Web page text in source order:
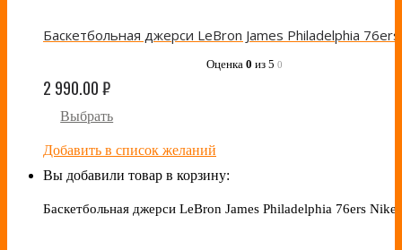
Оценка 0 из 5 0
2 990.00₽
Выбрать
Добавить в список желаний
Вы добавили товар в корзину:
Баскетбольная джерси LeBron James Philadelphia 76ers Nike